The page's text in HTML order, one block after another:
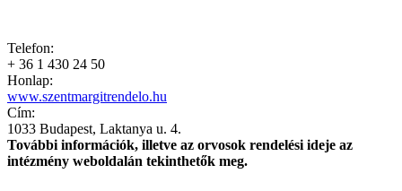
Telefon:
+ 36 1 430 24 50
Honlap:
www.szentmargitrendelo.hu
Cím:
1033 Budapest, Laktanya u. 4.
További információk, illetve az orvosok rendelési ideje az
intézmény weboldalán tekinthetők meg.